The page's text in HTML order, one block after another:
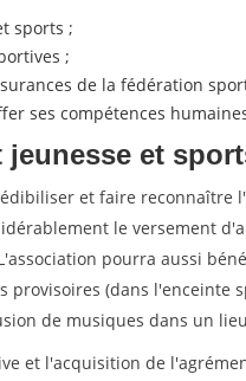
sports ;
;
de la fédération
ses compétences
et
et faire reconnaître
le versement
pourra aussi
provisoires (dans l'enceinte
de musiques dans un
et l'acquisition de